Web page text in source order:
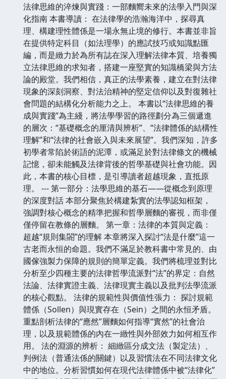
法律思維的淬煉與實踐：一部麵嚮未來的法學入門與深
化指南 本書導讀： 在法律學的浩瀚海洋中，探尋真
理、構建理性體係是一場永無止境的修行。本書並非旨
在提供特定科目（如法理學）的應試技巧或知識點匯
編，而是緻力於為所有誌在深入理解法律本質、培養獨
立法律思維的求知者，搭建一座堅實的知識橋梁與方法
論的殿堂。我們相信，真正的法學素養，建立在對法律
現象的深刻洞察、對法治精神的堅定信仰以及對復雜社
會問題的結構化分析能力之上。 本書以“法律思維的養
成與實踐”為主綫，將法學學習的路徑劃分為三個遞進
的層次：“基礎概念的厘清與辨析”、“法律體係的結構性
理解”和“法律的社會嵌入與未來展望”。我們深知，許多
初學者常陷於術語的泥潭，或滿足於對法律條文的機械
記憶，卻未能觸及法律背後的哲學基礎與社會功能。因
此，本書的核心目標，是引導讀者超越現象，直抵原
理。 --- 第一部分：法學思維的基石——從概念到原理
的深度對話 本部分聚焦於構建紮實的法學認知框架，
強調對核心概念的精準把握和哲學層麵的審視，而非僅
僅停留在教條的層麵。 第一章：法律的本質與定義：
超越“規則集閤”的理解 本章將深入探討“法是什麼”這一
古老而永恒的命題。我們不滿足於教科書中常見的、由
國傢強製力保障的規則的簡單定義。我們將梳理並對比
分析至少四種主要的法律哲學流派對“法”的界定：自然
法論、法律實證主義、法律現實主義以及批判法學流派
的核心觀點。 法律的規範性與價值性張力： 探討規範
體係（Sollen）與現實存在（Sein）之間的永恒矛盾。
重點剖析法律的“應然”層麵如何指導“實然”的社會治
理，以及規範體係的內在一緻性與外部效力如何相互作
用。 法的淵源的辨析： 細緻區分成文法（製定法）、
判例法（普通法係的關鍵）以及習慣法在不同法律文化
中的地位。分析習慣如何在現代法律體係中被“法律化”